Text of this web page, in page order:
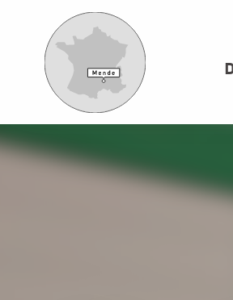
contenu
principal